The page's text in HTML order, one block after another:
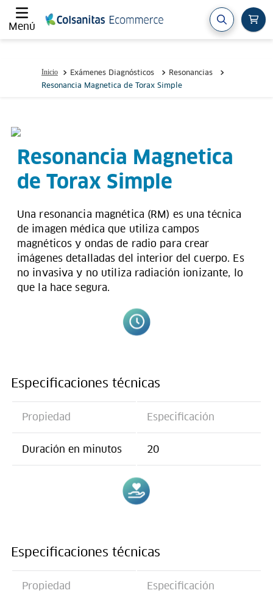
Menú
Exámenes Diagnósticos
Resonancias
Resonancia Magnetica de Torax Simple
Resonancia Magnetica
de Torax Simple
Una resonancia magnética (RM) es una técnica
de imagen médica que utiliza campos
magnéticos y ondas de radio para crear
imágenes detalladas del interior del cuerpo. Es
no invasiva y no utiliza radiación ionizante, lo
que la hace segura.
Especificaciones técnicas
Propiedad Especificación
Duración en minutos 20
Especificaciones técnicas
Propiedad Especificación